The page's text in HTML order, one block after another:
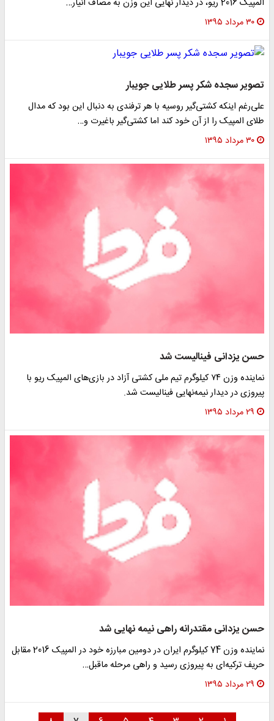
المپیک 2016 ریو، در دیدار نهایی این وزن به مصاف آنیار…
۳۰ مرداد ۱۳۹۵
تصویر سجده شکر پسر طلایی جویبار
علی‌رغم اینکه کشتی‌گیر روسیه با هر ترفندی به دنبال این بود که مدال
طلای المپیک را از آن خود کند اما کشتی‌گیر باغیرت و…
۳۰ مرداد ۱۳۹۵
حسن یزدانی فینالیست شد
نماینده وزن ۷۴ کیلوگرم تیم ملی کشتی آزاد در بازی‌های المپیک ریو با
پیروزی در دیدار نیمه‌نهایی فینالیست شد.
۲۹ مرداد ۱۳۹۵
حسن یزدانی مقتدرانه راهی نیمه نهایی شد
نماینده وزن 74 کیلوگرم ایران در دومین مبارزه خود در المپیک 2016 مقابل
حریف ترکیه‌ای به پیروزی رسید و راهی مرحله ماقبل…
۲۹ مرداد ۱۳۹۵